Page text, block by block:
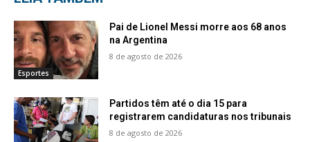
Esportes
Pai de Lionel Messi morre aos 68 anos
na Argentina
8 de agosto de 2026
Partidos têm até o dia 15 para
registrarem candidaturas nos tribunais
8 de agosto de 2026